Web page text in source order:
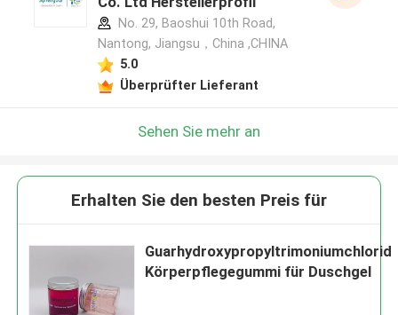
No. 29, Baoshui 10th Road,
Nantong, Jiangsu，China ,CHINA
5.0
Überprüfter Lieferant
Sehen Sie mehr an
Erhalten Sie den besten Preis für
Guarhydroxypropyltrimoniumchlorid
Körperpflegegummi für Duschgel